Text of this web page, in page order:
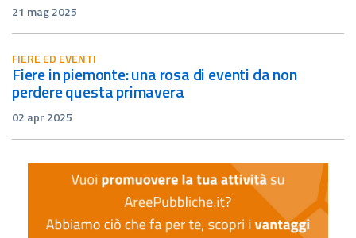
21 mag 2025
FIERE ED EVENTI
fiere in piemonte: una rosa di eventi da non
perdere questa primavera
02 apr 2025